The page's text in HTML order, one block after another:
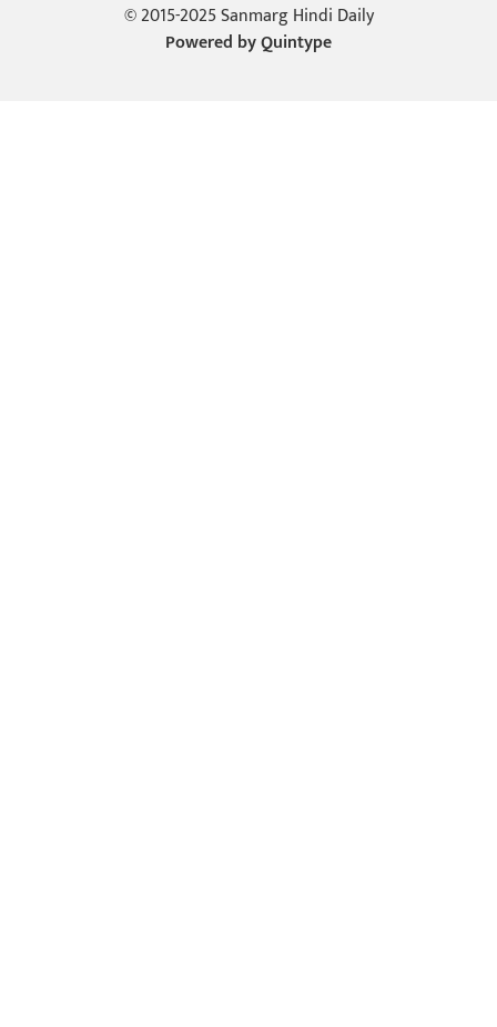
© 2015-2025 Sanmarg Hindi Daily
Powered byQuintype